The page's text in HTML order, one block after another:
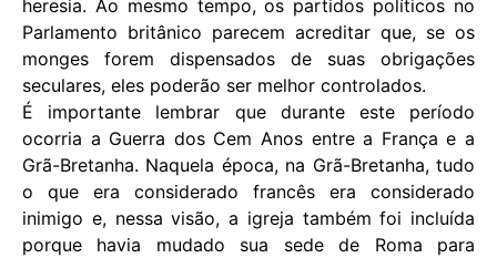
heresia. Ao mesmo tempo, os partidos políticos no
Parlamento britânico parecem acreditar que, se os
monges forem dispensados ​​de suas obrigações
seculares, eles poderão ser melhor controlados.
É importante lembrar que durante este período
ocorria a Guerra dos Cem Anos entre a França e a
Grã-Bretanha. Naquela época, na Grã-Bretanha, tudo
o que era considerado francês era considerado
inimigo e, nessa visão, a igreja também foi incluída
porque havia mudado sua sede de Roma para